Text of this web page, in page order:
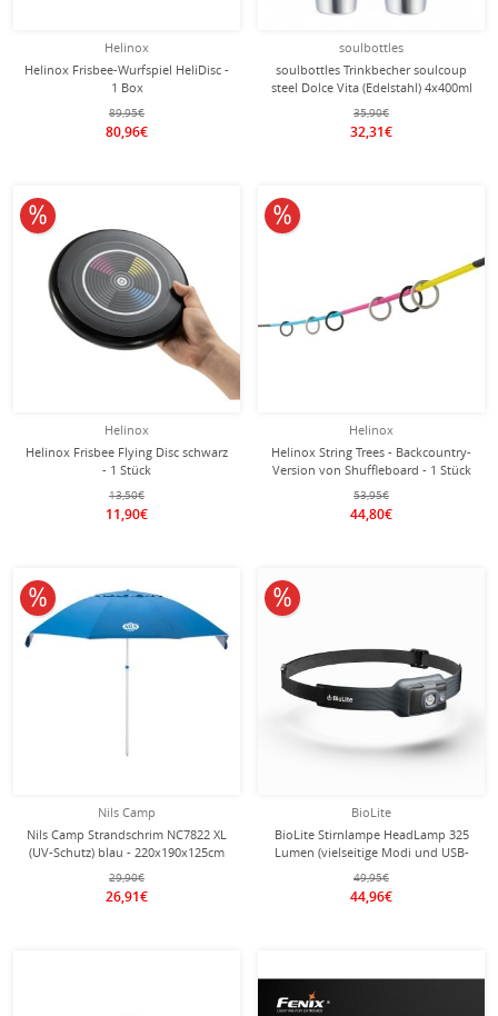
Helinox
Helinox Frisbee-Wurfspiel HeliDisc -
1 Box
89,95€
80,96€
soulbottles
soulbottles Trinkbecher soulcoup
steel Dolce Vita (Edelstahl) 4x400ml
silber
35,90€
32,31€
Helinox
Helinox Frisbee Flying Disc schwarz
- 1 Stück
13,50€
11,90€
12% reduziert
Helinox
Helinox String Trees - Backcountry-
Version von Shuffleboard - 1 Stück
53,95€
44,80€
17% reduziert
Nils Camp
Nils Camp Strandschrim NC7822 XL
(UV-Schutz) blau - 220x190x125cm
29,90€
26,91€
10% reduziert
BioLite
BioLite Stirnlampe HeadLamp 325
Lumen (vielseitige Modi und USB-
Wiederaufladbarkeit) grau
49,95€
44,96€
10% reduziert